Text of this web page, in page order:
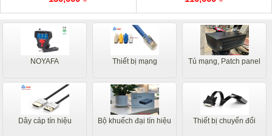
NOYAFA Thiết bị mạng Tủ mạng, Patch panel
Dây cáp tín hiệu Bộ khuếch đại tín hiệu Thiết bị chuyển đổi